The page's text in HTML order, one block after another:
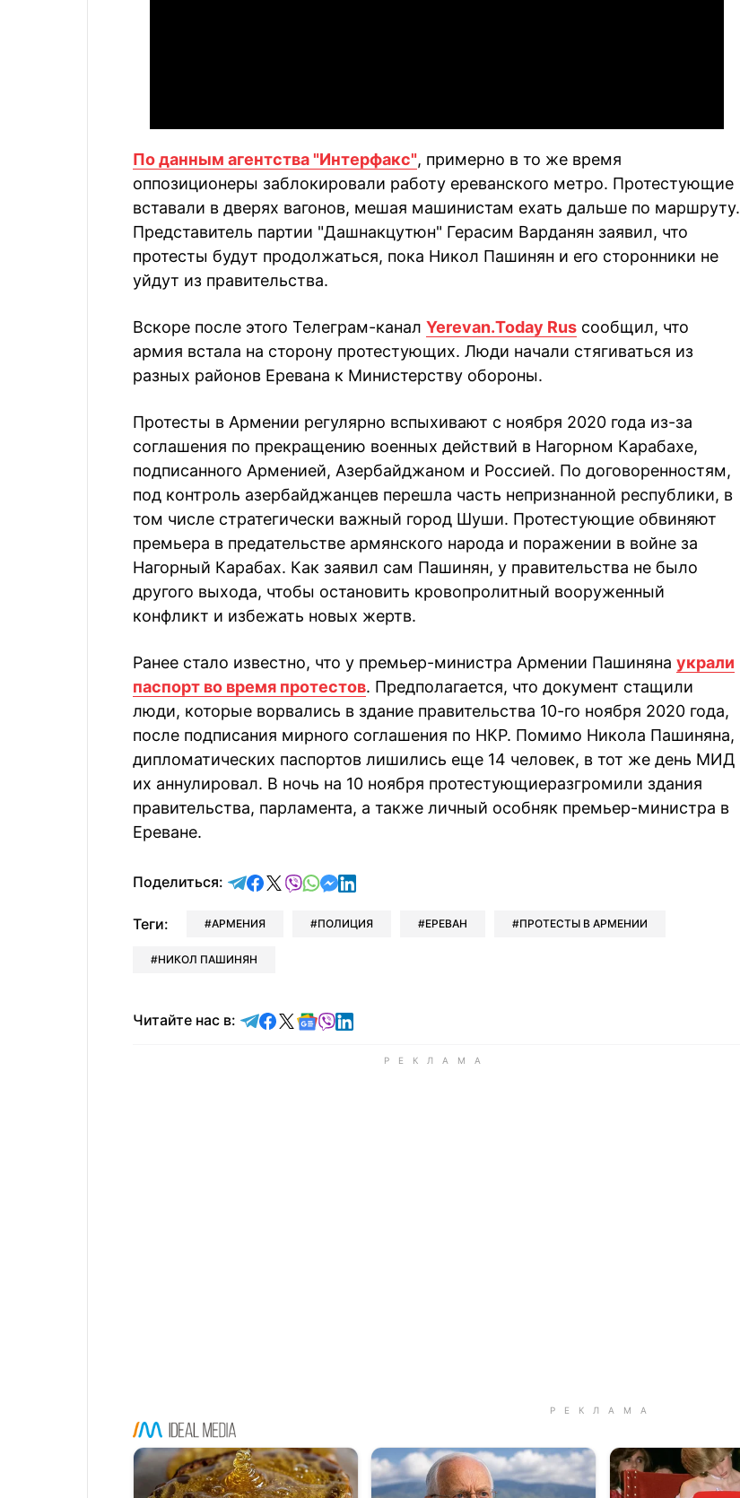
По данным агентства "Интерфакс", примерно в то же время
оппозиционеры заблокировали работу ереванского метро. Протестующие
вставали в дверях вагонов, мешая машинистам ехать дальше по маршруту.
Представитель партии "Дашнакцутюн" Герасим Варданян заявил, что
протесты будут продолжаться, пока Никол Пашинян и его сторонники не
уйдут из правительства.
Вскоре после этого Телеграм-канал Yerevan․Today Rus сообщил, что
армия встала на сторону протестующих. Люди начали стягиваться из
разных районов Еревана к Министерству обороны.
Протесты в Армении регулярно вспыхивают с ноября 2020 года из-за
соглашения по прекращению военных действий в Нагорном Карабахе,
подписанного Арменией, Азербайджаном и Россией. По договоренностям,
под контроль азербайджанцев перешла часть непризнанной республики, в
том числе стратегически важный город Шуши. Протестующие обвиняют
премьера в предательстве армянского народа и поражении в войне за
Нагорный Карабах. Как заявил сам Пашинян, у правительства не было
другого выхода, чтобы остановить кровопролитный вооруженный
конфликт и избежать новых жертв.
Ранее стало известно, что у премьер-министра Армении Пашиняна украли
паспорт во время протестов. Предполагается, что документ стащили
люди, которые ворвались в здание правительства 10-го ноября 2020 года,
после подписания мирного соглашения по НКР. Помимо Никола Пашиняна,
дипломатических паспортов лишились еще 14 человек, в тот же день МИД
их аннулировал. В ночь на 10 ноября протестующиеразгромили здания
правительства, парламента, а также личный особняк премьер-министра в
Ереване.
Поделиться: отправить в Telegram
поделиться в Facebook
поделиться в X
отправить в Viber
отправить в Whatsapp
отправить в Messenger
отправить в LinkedIn
Теги: АРМЕНИЯ ПОЛИЦИЯ ЕРЕВАН ПРОТЕСТЫ В АРМЕНИИ
НИКОЛ ПАШИНЯН
Читайте нас в: Читайте в Telegram
Читайте в Facebook
Читайте в X
Читайте в Google news
Читайте в Viber
Читайте в LinkedIn